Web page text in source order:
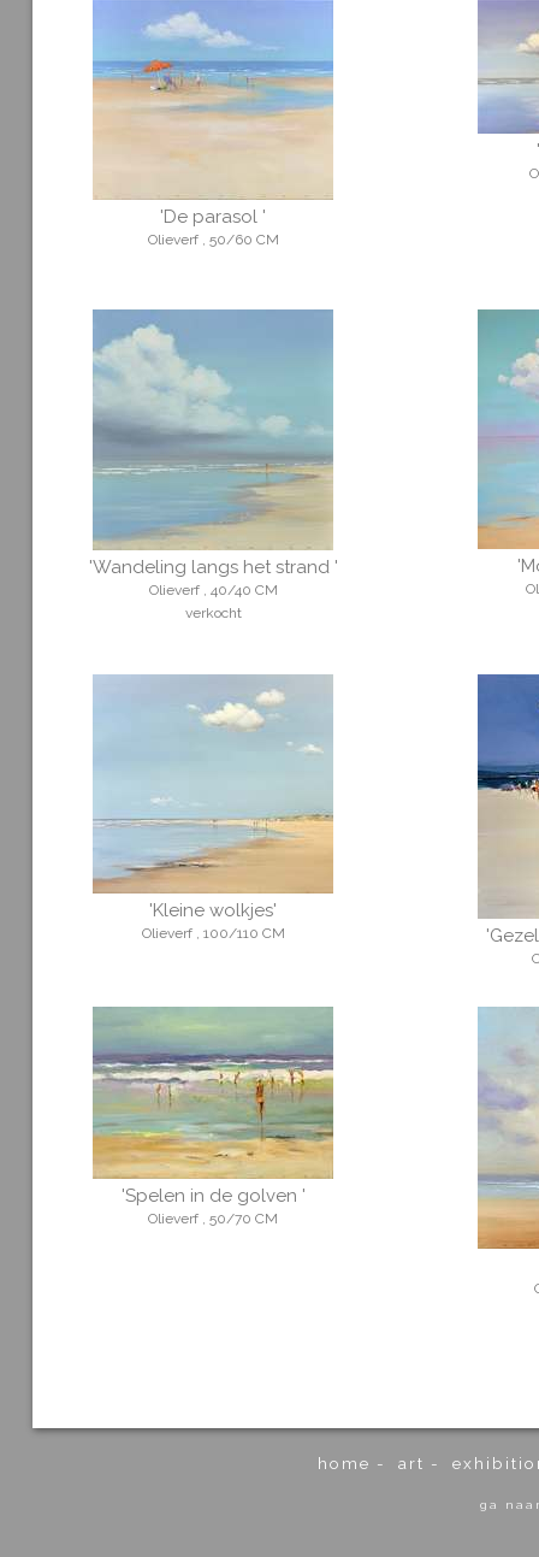
'De parasol '
Olieverf , 50/60 CM
'Wandeling langs het strand '
Olieverf , 40/40 CM
verkocht
'Kleine wolkjes'
Olieverf , 100/110 CM
'Spelen in de golven '
Olieverf , 50/70 CM
home - art -
ga